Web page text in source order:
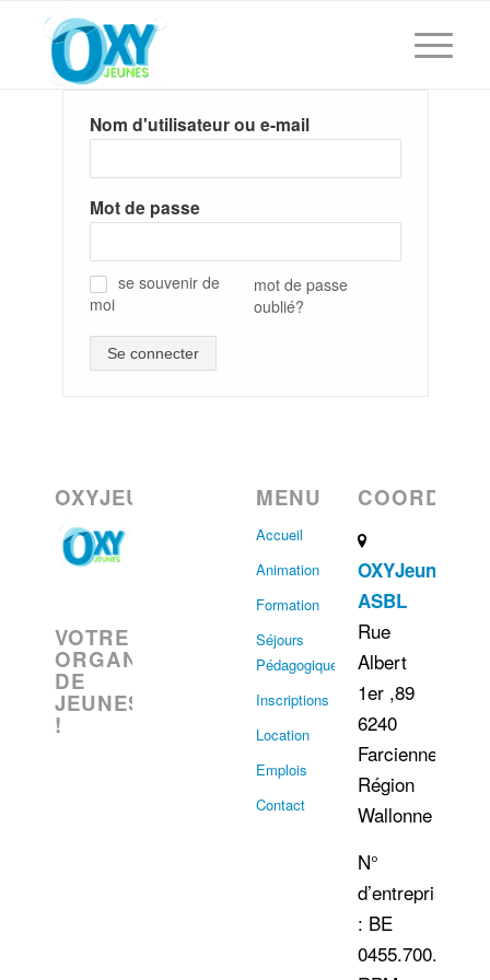
Nom d'utilisateur ou e-mail
Mot de passe
✓
se souvenir de
moi
mot de passe
oublié?
Se connecter
OXYJEUNES
VOTRE
ORGANISATION
DE
JEUNESSE
!
MENU
Accueil
Animation
Formation
Séjours
Pédagogiques
Inscriptions
Location
Emplois
Contact
OXYJeunes
ASBL
Rue
Albert
1er ,89
6240
Farciennes
Région
Wallonne
N°
d’entreprise
: BE
0455.700.060